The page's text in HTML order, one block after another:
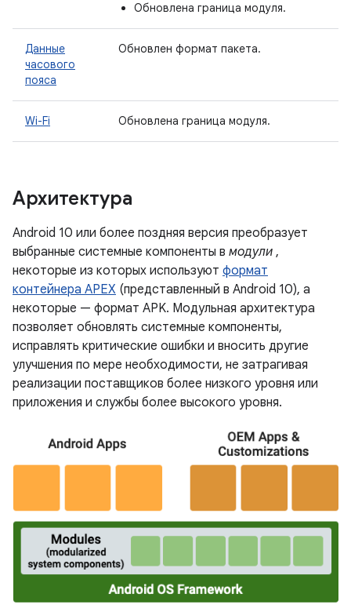
Обновлена ​​граница модуля.
Данные
часового
пояса
Обновлен формат пакета.
Wi-Fi Обновлена ​​граница модуля.
Архитектура
Android 10 или более поздняя версия преобразует
выбранные системные компоненты в модули ,
некоторые из которых используют формат
контейнера APEX (представленный в Android 10), а
некоторые — формат APK. Модульная архитектура
позволяет обновлять системные компоненты,
исправлять критические ошибки и вносить другие
улучшения по мере необходимости, не затрагивая
реализации поставщиков более низкого уровня или
приложения и службы более высокого уровня.